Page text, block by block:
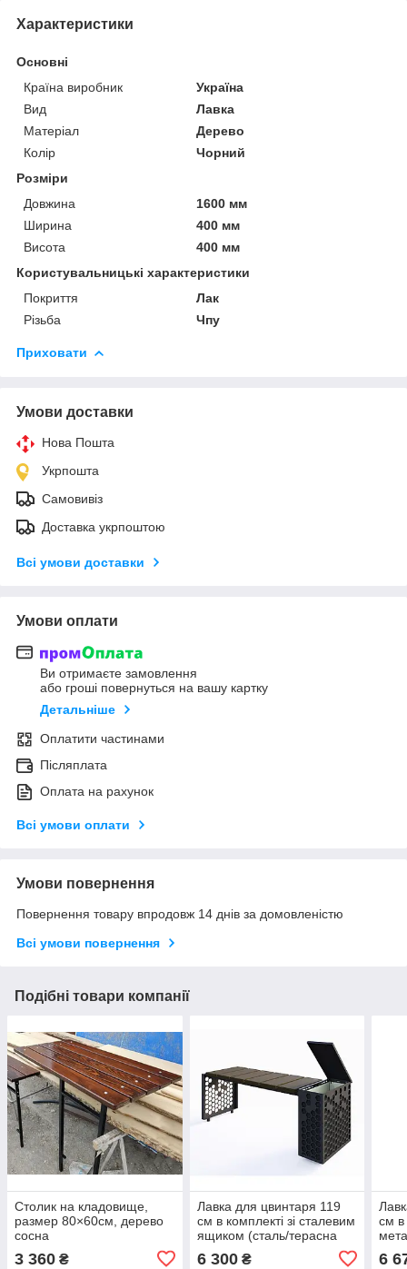
Характеристики
Основні
Країна виробник
Україна
Вид
Лавка
Матеріал
Дерево
Колір
Чорний
Розміри
Довжина
1600 мм
Ширина
400 мм
Висота
400 мм
Користувальницькі характеристики
Покриття
Лак
Різьба
Чпу
Приховати
Умови доставки
Нова Пошта
Укрпошта
Самовивіз
Доставка укрпоштою
Всі умови доставки
Умови оплати
Ви отримаєте замовлення
або гроші повернуться на вашу картку
Детальніше
Оплатити частинами
Післяплата
Оплата на рахунок
Всі умови оплати
Умови повернення
Повернення товару впродовж 14 днів за домовленістю
Всі умови повернення
Подібні товари компанії
Столик на кладовище,
размер 80×60см, дерево
сосна
3 360 ₴
Лавка для цвинтаря 119
см в комплекті зі сталевим
ящиком (сталь/терасна
6 300₴
см в
6